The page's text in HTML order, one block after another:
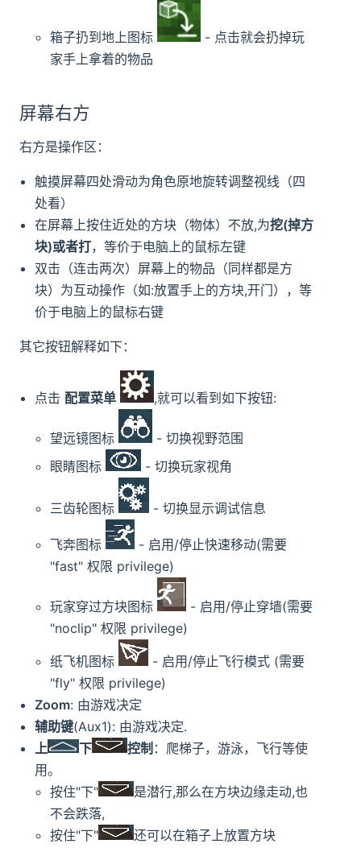
箱子扔到地上图标
- 点击就会扔掉玩
家手上拿着的物品
屏幕右方
右方是操作区：
触摸屏幕四处滑动为角色原地旋转调整视线（四
处看）
在屏幕上按住近处的方块（物体）不放,为挖(掉方
块)或者打，等价于电脑上的鼠标左键
双击（连击两次）屏幕上的物品（同样都是方
块）为互动操作（如:放置手上的方块,开门），等
价于电脑上的鼠标右键
其它按钮解释如下：
点击 配置菜单 ,就可以看到如下按钮:
望远镜图标
- 切换视野范围
眼睛图标
- 切换玩家视角
三齿轮图标 - 切换显示调试信息
飞奔图标
- 启用/停止快速移动(需要
"fast" 权限 privilege)
玩家穿过方块图标
- 启用/停止穿墙(需要
"noclip" 权限 privilege)
纸飞机图标
- 启用/停止飞行模式 (需要
"fly" 权限 privilege)
Zoom: 由游戏决定
辅助键(Aux1): 由游戏决定.
上
下 控制 ：爬梯子，游泳，飞行等使
用。
按住"下"
是潜行,那么在方块边缘走动,也
不会跌落,
按住"下"
还可以在箱子上放置方块